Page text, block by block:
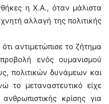
η Χ.Α., όταν μάλιστα
αλλαγή της πολιτικής
αντιμετώπισε το ζήτημα
ενός ουμανισμού
πολιτικών δυνάμεων και
το μεταναστευτικό είχε
κρίσης για